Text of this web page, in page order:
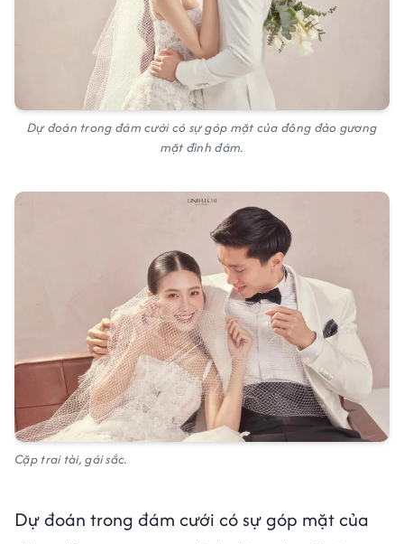
Dự đoán trong đám cưới có sự góp mặt của đông đảo gương
mặt đình đám.
Cặp trai tài, gái sắc.
Dự đoán trong đám cưới có sự góp mặt của